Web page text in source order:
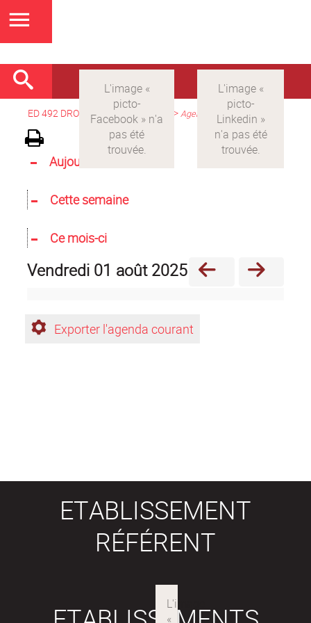
ED 492 DROIT > Version française >Agenda
Aujourd'hui
Cette semaine
Ce mois-ci
vendredi 01 août 2025
Exporter l'agenda courant
ETABLISSEMENT
RÉFÉRENT